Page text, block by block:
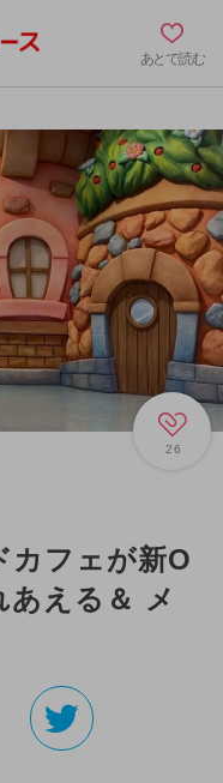
あとで読む
26
カフェが新O
える＆ メ